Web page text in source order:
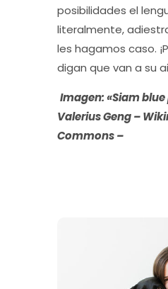
posibilidades el
literalmente,
les hagamos caso.
digan que van a su
Imagen: «Siam
Valerius Geng –
Commons –